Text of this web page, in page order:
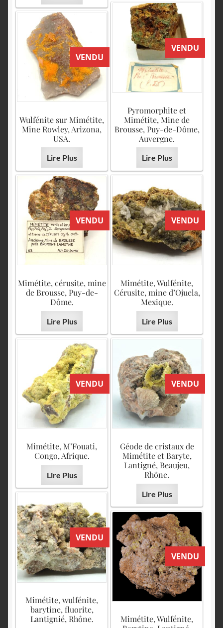
VENDU
Pyromorphite et
Mimétite, Mine de
Brousse, Puy-de-Dôme,
Auvergne.
Lire Plus
VENDU
Wulfénite sur Mimétite,
Mine Rowley, Arizona,
USA.
Lire Plus
VENDU
Mimétite, cérusite, mine
de Brousse, Puy-de-
Dôme.
Lire Plus
VENDU
Mimétite, Wulfénite,
Cérusite, mine d’Ojuela,
Mexique.
Lire Plus
VENDU
Mimétite, M’Fouati,
Congo, Afrique.
Lire Plus
VENDU
Géode de cristaux de
Mimétite et Baryte,
Lantigné, Beaujeu,
Rhône.
Lire Plus
VENDU
Mimétite, wulfénite,
barytine, fluorite,
Lantignié, Rhône.
VENDU
Mimétite, Wulfénite,